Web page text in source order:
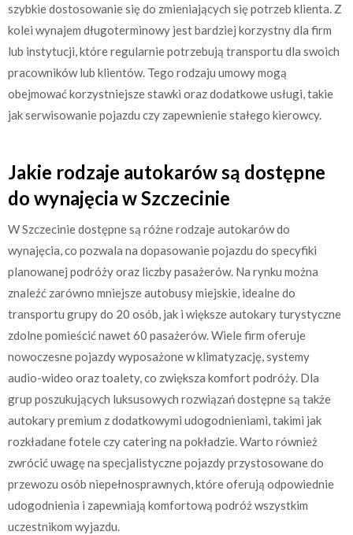
szybkie dostosowanie się do zmieniających się potrzeb klienta. Z
kolei wynajem długoterminowy jest bardziej korzystny dla firm
lub instytucji, które regularnie potrzebują transportu dla swoich
pracowników lub klientów. Tego rodzaju umowy mogą
obejmować korzystniejsze stawki oraz dodatkowe usługi, takie
jak serwisowanie pojazdu czy zapewnienie stałego kierowcy.
Jakie rodzaje autokarów są dostępne
do wynajęcia w Szczecinie
W Szczecinie dostępne są różne rodzaje autokarów do
wynajęcia, co pozwala na dopasowanie pojazdu do specyfiki
planowanej podróży oraz liczby pasażerów. Na rynku można
znaleźć zarówno mniejsze autobusy miejskie, idealne do
transportu grupy do 20 osób, jak i większe autokary turystyczne
zdolne pomieścić nawet 60 pasażerów. Wiele firm oferuje
nowoczesne pojazdy wyposażone w klimatyzację, systemy
audio-wideo oraz toalety, co zwiększa komfort podróży. Dla
grup poszukujących luksusowych rozwiązań dostępne są także
autokary premium z dodatkowymi udogodnieniami, takimi jak
rozkładane fotele czy catering na pokładzie. Warto również
zwrócić uwagę na specjalistyczne pojazdy przystosowane do
przewozu osób niepełnosprawnych, które oferują odpowiednie
udogodnienia i zapewniają komfortową podróż wszystkim
uczestnikom wyjazdu.